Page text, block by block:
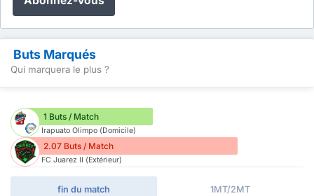
Buts Marqués
Qui marquera le plus ?
1 Buts / Match
Irapuato Olimpo (Domicile)
2.07 Buts / Match
FC Juarez II (Extérieur)
fin du match 1MT/2MT